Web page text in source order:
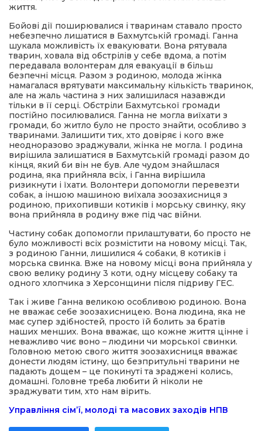
життя.
Бойові дії поширювалися і тваринам ставало просто
небезпечно лишатися в Бахмутській громаді. Ганна
шукала можливість їх евакуювати. Вона рятувала
тварин, ховала від обстрілів у себе вдома, а потім
передавала волонтерам для евакуації в більш
безпечні місця. Разом з родиною, молода жінка
намагалася врятувати максимальну кількість тваринок,
але на жаль частина з них залишилася назавжди
тільки в її серці. Обстріли Бахмутської громади
постійно посилювалися. Ганна не могла виїхати з
громади, бо житло було не просто знайти, особливо з
тваринами. Залишити тих, хто довіряє і кого вже
неодноразово зраджували, жінка не могла. І родина
вирішила залишатися в Бахмутській громаді разом до
кінця, який би він не був. Але чудом знайшлася
родина, яка прийняла всіх, і Ганна вирішила
ризикнути і їхати. Волонтери допомогли перевезти
собак, а іншою машиною виїхала зоозахисниця з
родиною, прихопивши котиків і морську свинку, яку
вона прийняла в родину вже під час війни.
Частину собак допомогли прилаштувати, бо просто не
було можливості всіх розмістити на новому місці. Так,
з родиною Ганни, лишилися 4 собаки, 8 котиків і
морська свинка. Вже на новому місці вона прийняла у
свою велику родину 3 коти, одну місцеву собаку та
одного хлопчика з Херсонщини після підриву ГЕС.
Так і живе Ганна великою особливою родиною. Вона
не вважає себе зоозахисницею. Вона людина, яка не
має супер здібностей, просто їй болить за братів
наших менших. Вона вважає, що кожне життя цінне і
неважливо чиє воно – людини чи морської свинки.
Головною метою свого життя зоозахисниця вважає
донести людям істину, що безпритульні тварини не
падають дощем – це покинуті та зраджені колись,
домашні. Головне треба любити й ніколи не
зраджувати тим, хто нам вірить.
Управління сім’ї, молоді та масових заходів НПВ